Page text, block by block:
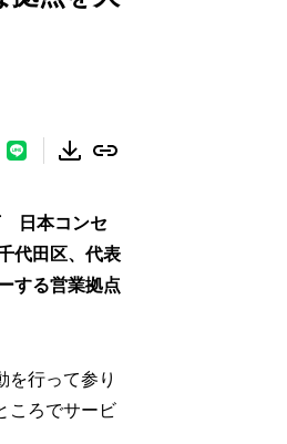
日本コンセ
代田区、代表
する営業拠点
行って参り
ころでサービ